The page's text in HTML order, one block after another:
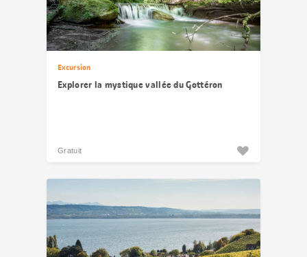
Excursion
Explorer la mystique vallée du Gottéron
Gratuit